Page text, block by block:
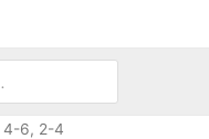
4-6, 2-4